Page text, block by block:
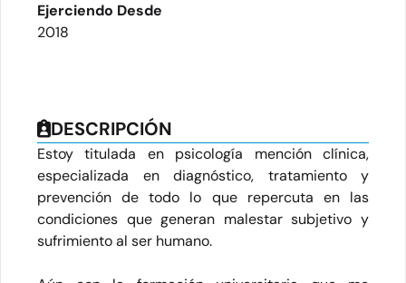
Ejerciendo Desde
2018
DESCRIPCIÓN
Estoy titulada en psicología mención clínica,
especializada en diagnóstico, tratamiento y
prevención de todo lo que repercuta en las
condiciones que generan malestar subjetivo y
sufrimiento al ser humano.